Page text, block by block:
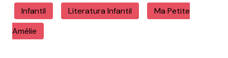
Infantil Literatura Infantil
Ma Petite
Amélie